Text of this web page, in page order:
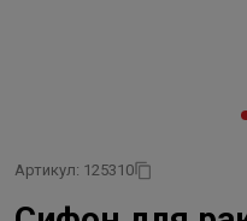
Артикул: 125310